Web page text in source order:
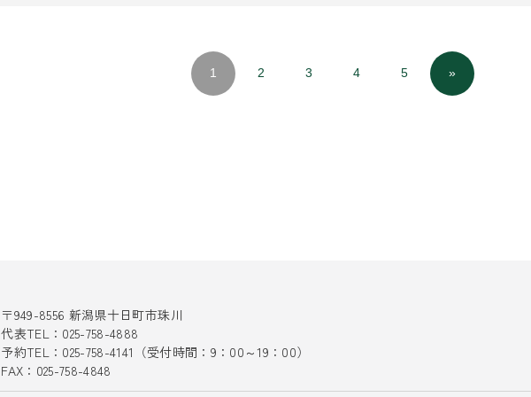
1 2 3 4 5 »
〒949-8556 新潟県十日町市珠川
代表TEL：025-758-4888
予約TEL：025-758-4141（受付時間：9：00～19：00）
FAX：025-758-4848